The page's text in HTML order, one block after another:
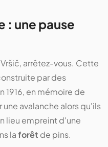
: une pause
arrêtez-vous. Cette
par des
1916, en mémoire de
avalanche alors qu'ils
lieu empreint d'une
laforêt de pins.